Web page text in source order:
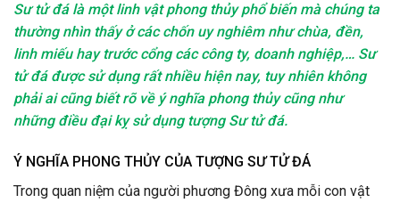
Sư tử đá là một linh vật phong thủy phổ biến mà chúng ta
thường nhìn thấy ở các chốn uy nghiêm như chùa, đền,
linh miếu hay trước cổng các công ty, doanh nghiệp,… Sư
tử đá được sử dụng rất nhiều hiện nay, tuy nhiên không
phải ai cũng biết rõ về ý nghĩa phong thủy cũng như
những điều đại kỵ sử dụng tượng Sư tử đá.
Ý NGHĨA PHONG THỦY CỦA TƯỢNG SƯ TỬ ĐÁ
Trong quan niệm của người phương Đông xưa mỗi con vật